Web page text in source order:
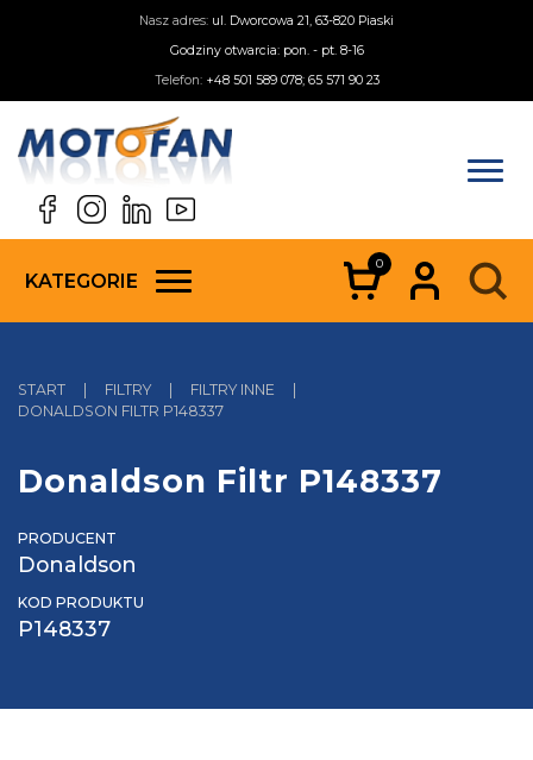
Nasz adres: ul. Dworcowa 21, 63-820 Piaski
Godziny otwarcia: pon. - pt. 8-16
Telefon: +48 501 589 078; 65 571 90 23
KATEGORIE
0
START | FILTRY | FILTRY INNE
|
DONALDSON FILTR P148337
Donaldson Filtr P148337
PRODUCENT
Donaldson
KOD PRODUKTU
P148337